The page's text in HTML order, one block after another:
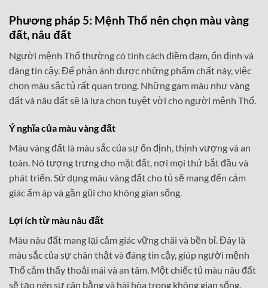
Phương pháp 5: Mệnh Thổ nên chọn màu vàng
đất, nâu đất
Người mệnh Thổ thường có tính cách điềm đạm, ổn định và
đáng tin cậy. Để phản ánh được những phẩm chất này, việc
chọn màu sắc tủ rất quan trọng. Những gam màu như vàng
đất và nâu đất sẽ là lựa chọn tuyệt vời cho người mệnh Thổ.
Ý nghĩa của màu vàng đất
Màu vàng đất là màu sắc của sự ổn định, thịnh vượng và an
toàn. Nó tượng trưng cho mặt đất, nơi mọi thứ bắt đầu và
phát triển. Sử dụng màu vàng đất cho tủ sẽ mang đến cảm
giác ấm áp và gần gũi cho không gian sống.
Lợi ích từ màu nâu đất
Màu nâu đất mang lại cảm giác vững chãi và bền bỉ. Đây là
màu sắc của sự chân thật và đáng tin cậy, giúp người mệnh
Thổ cảm thấy thoải mái và an tâm. Một chiếc tủ màu nâu đất
sẽ tạo nên sự cân bằng và hài hòa trong không gian sống.